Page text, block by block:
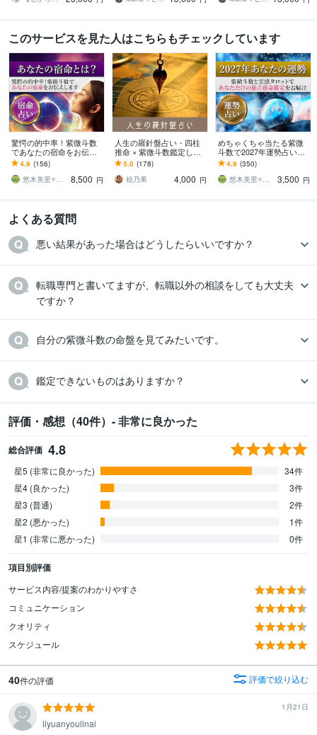
このサービスを見た人はこちらもチェックしています
驚愕の的中率！紫微斗数
であなたの宿命をお伝え
します あなたも知らな
い、自分の生まれ持った
本質を知りたい人へ
4.9 (156)
悠木美里⭐️転職専門・紫微斗数占い師
8,500 円
人生の羅針盤占い・四柱
推命 × 紫微斗数鑑定しま
す 【お試し鑑定】四柱推
命 × 紫微斗数で人生を解
き明かす
5.0 (178)
祖乃果
4,000 円
めちゃくちゃ当たる紫微
斗数で2027年運勢占いま
す あなただけの『全体運/
恋愛運/仕事運/金運』をお
届けします☆
4.9 (350)
悠木美里⭐️転職専門・紫微斗数占い師
3,500 円
よくある質問
悪い結果があった場合はどうしたらいいですか？
転職専門と書いてますが、転職以外の相談をしても大丈夫
ですか？
自分の紫微斗数の命盤を見てみたいです。
鑑定できないものはありますか？
評価・感想（40件）- 非常に良かった
総合評価 4.8
星5 (非常に良かった)
34件
星4 (良かった)
3件
星3 (普通)
2件
星2 (悪かった)
1件
星1 (非常に悪かった)
0件
項目別評価
サービス内容/提案のわかりやすさ
コミュニケーション
クオリティ
スケジュール
40件の評価 評価で絞り込む
1月21日
liyuanyoulinai